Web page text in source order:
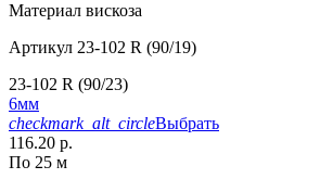
Материал вискоза
Артикул 23-102 R (90/19)
23-102 R (90/23)
6мм
checkmark_alt_circleВыбрать
116.20 р.
По 25 м